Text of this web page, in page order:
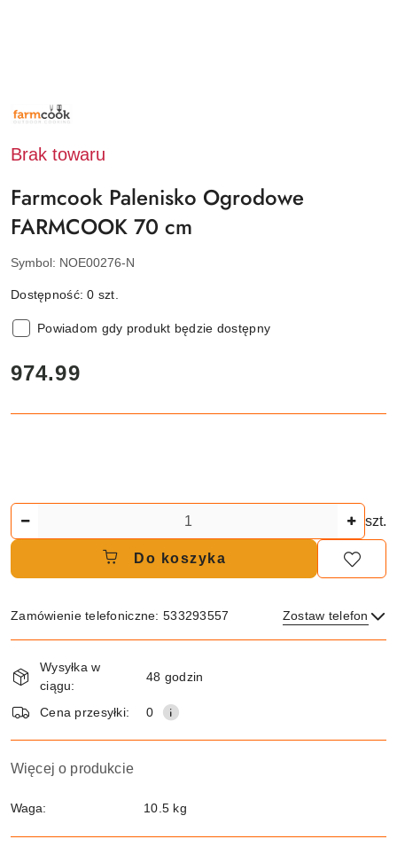
NAZWA
PRODUCENTA:
Brak towaru
Farmcook Palenisko Ogrodowe
FARMCOOK 70 cm
Symbol: NOE00276-N
Dostępność:0 szt.
Powiadom gdy produkt będzie dostępny
cena:
974.99
szt.
Do koszyka
Zamówienie telefoniczne: 533293557 Zostaw telefon
i
dostawa
Wysyłka w
ciągu:
48 godzin
Cena przesyłki: 0
Więcej o produkcie
Waga: 10.5 kg